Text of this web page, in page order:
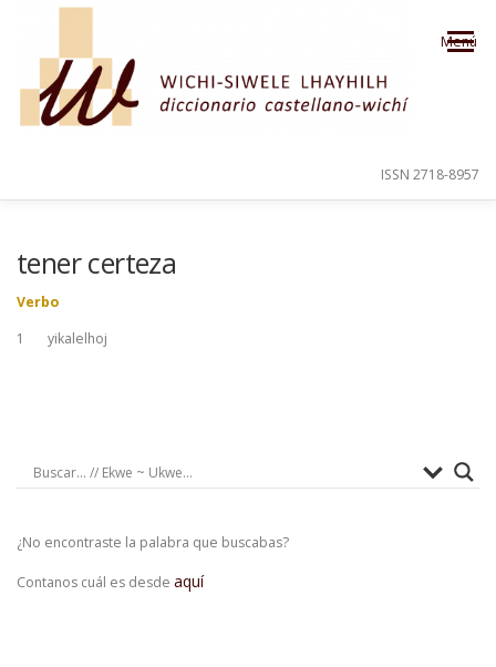
Saltar al contenido
Menú
ISSN 2718-8957
tener certeza
Verbo
1 yikalelhoj
¿No encontraste la palabra que buscabas?
Contanos cuál es desde aquí